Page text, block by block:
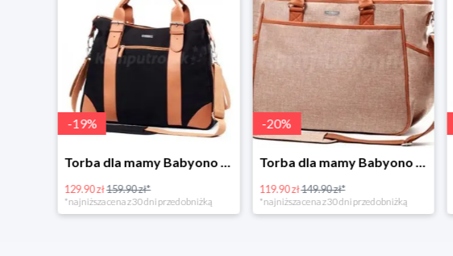
-19%
129.90 zł159.90 zł*
*najniższa cena z 30 dni przed obniżką
-20%
119.90 zł149.90 zł*
*najniższa cena z 30 dni przed obniżką